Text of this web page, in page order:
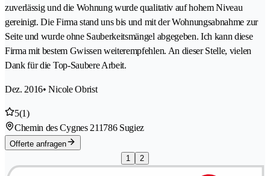
zuverlässig und die Wohnung wurde qualitativ auf hohem Niveau
gereinigt. Die Firma stand uns bis und mit der Wohnungsabnahme zur
Seite und wurde ohne Sauberkeitsmängel abgegeben. Ich kann diese
Firma mit bestem Gwissen weiterempfehlen. An dieser Stelle, vielen
Dank für die Top-Saubere Arbeit.
Dez. 2016• Nicole Obrist
5(1)
Chemin des Cygnes 211786 Sugiez
Offerte anfragen
1
2